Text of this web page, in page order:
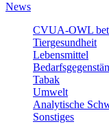
News
CVUA-OWL
Tiergesundheit
Lebensmittel
Tabak
Umwelt
Analytische
Sonstiges